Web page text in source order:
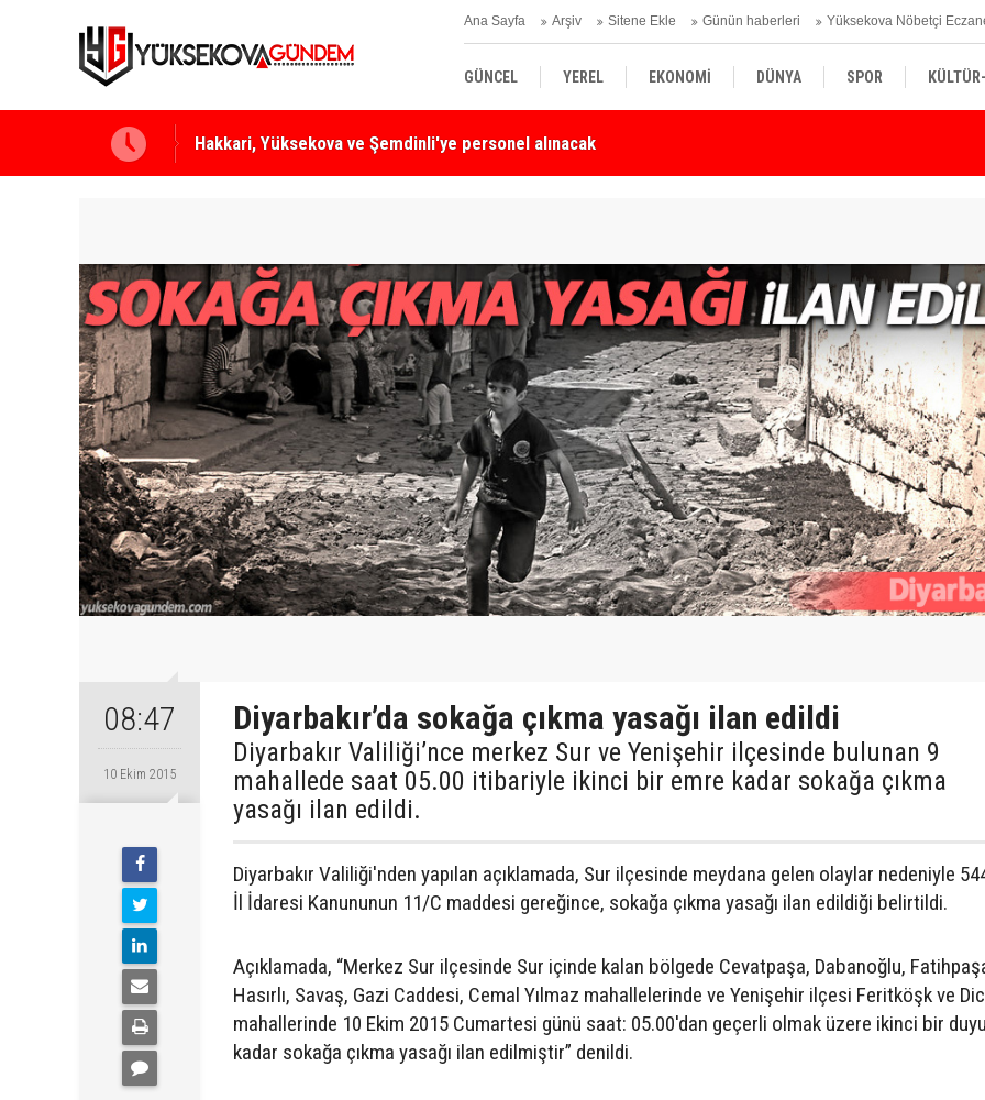
Ana Sayfa Arşiv Sitene Ekle Günün haberleri Yüksekova Nöbetçi
GÜNCEL YEREL EKONOMİ DÜNYA SPOR
SİYASET TEKNOLOJİ
Yüksekova Ziraat Odası'ndan Yangınlara Karşı Duyarlılık Çağrısı
08:47
10 Ekim 2015
Diyarbakır’da sokağa çıkma yasağı ilan edildi
Diyarbakır Valiliği’nce merkez Sur ve Yenişehir ilçesinde bulunan 9
mahallede saat 05.00 itibariyle ikinci bir emre kadar sokağa çıkma
yasağı ilan edildi.
Diyarbakır Valiliği'nden yapılan açıklamada, Sur ilçesinde meydana gelen olaylar nedeniyle
İl İdaresi Kanununun 11/C maddesi gereğince, sokağa çıkma yasağı ilan edildiği belirtildi.
Açıklamada, “Merkez Sur ilçesinde Sur içinde kalan bölgede Cevatpaşa, Dabanoğlu,
Hasırlı, Savaş, Gazi Caddesi, Cemal Yılmaz mahallelerinde ve Yenişehir ilçesi Feritköşk ve
mahallerinde 10 Ekim 2015 Cumartesi günü saat: 05.00'dan geçerli olmak üzere ikinci bir
kadar sokağa çıkma yasağı ilan edilmiştir” denildi.